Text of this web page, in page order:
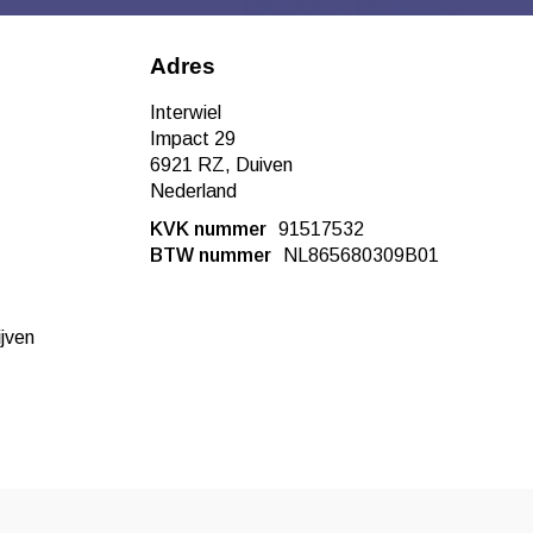
Adres
Interwiel
Impact 29
6921 RZ, Duiven
Nederland
KVK nummer 91517532
BTW nummer
NL865680309B01